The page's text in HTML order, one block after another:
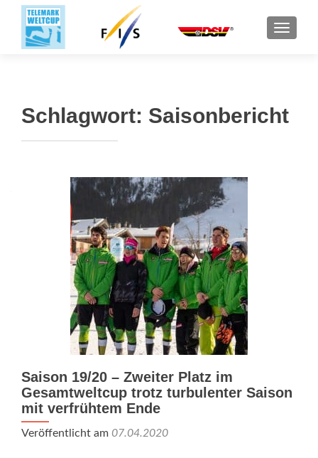
Schlagwort: Saisonbericht
Saison 19/20 – Zweiter Platz im
Gesamtweltcup trotz turbulenter Saison
mit verfrühtem Ende
Veröffentlicht am 07.04.2020